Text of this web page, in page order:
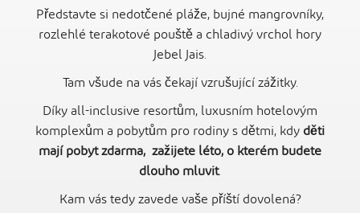
Představte si nedotčené pláže, bujné mangrovníky,
rozlehlé terakotové pouště a chladivý vrchol hory
Jebel Jais.
Tam všude na vás čekají vzrušující zážitky.
Díky all-inclusive resortům, luxusním hotelovým
komplexům a pobytům pro rodiny s dětmi, kdyděti
mají pobyt zdarma, zažijete léto, o kterém budete
dlouho mluvit.
Kam vás tedy zavede vaše příští dovolená?